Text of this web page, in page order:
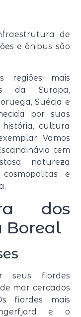
de
e ônibus são
regiões mais
da Europa,
Suécia e
por suas
história, cultura
Vamos
tem
natureza
e
dos
Boreal
seus fiordes
mar cercados
fiordes mais
e o